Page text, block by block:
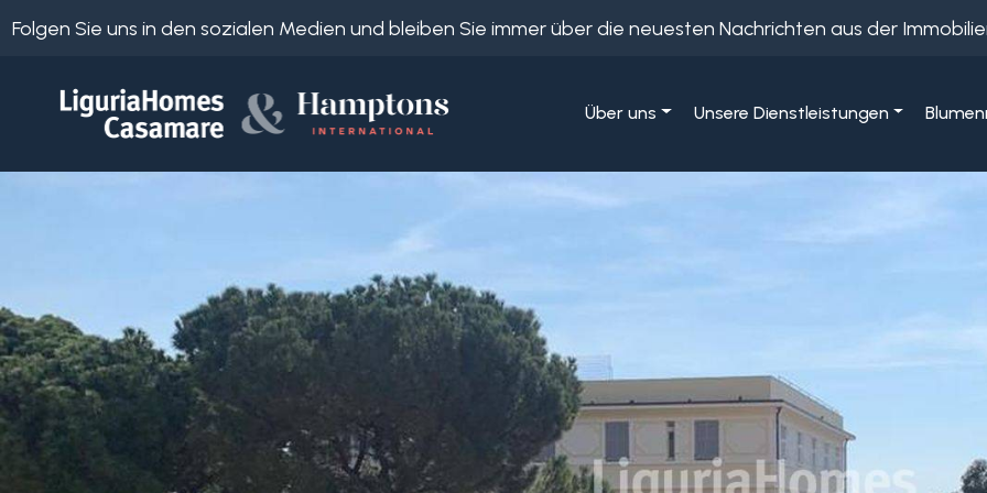
Folgen Sie uns in den sozialen Medien und bleiben Sie immer über die neuesten Nachrichten aus der
Über uns Unsere Dienstleistungen
Über
uns
Unsere
Dienstleistungen
Objekt
Provinz
Ort